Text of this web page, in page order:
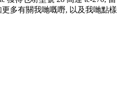
多有關我哋嘅嘢, 以及我哋點樣